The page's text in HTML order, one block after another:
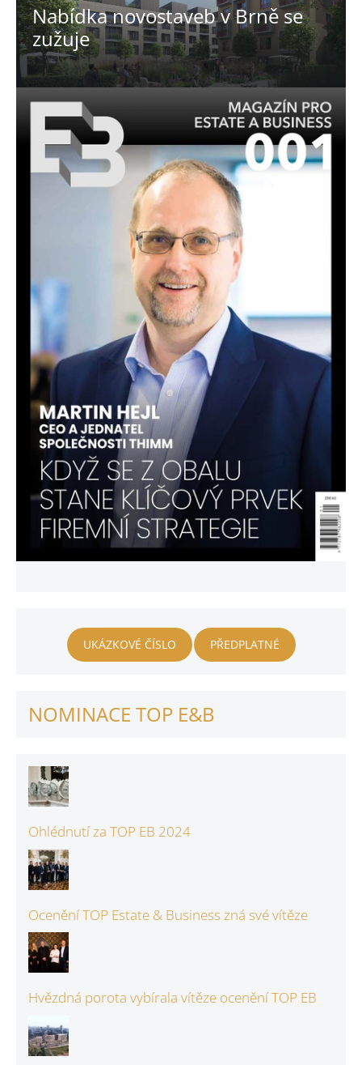
Nabídka novostaveb v Brně se
zužuje
UKÁZKOVÉ ČÍSLO PŘEDPLATNÉ
NOMINACE TOP E&B
Ohlédnutí za TOP EB 2024
Ocenění TOP Estate & Business zná své vítěze
Hvězdná porota vybírala vítěze ocenění TOP EB